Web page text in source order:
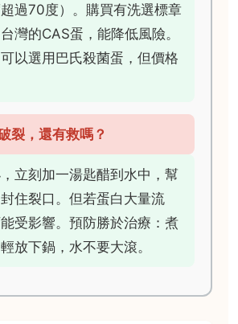
過70度）。購買有洗選標章
灣的CAS蛋，能降低風險。
以選用巴氏殺菌蛋，但價格
裂，還有救嗎？
立刻加一湯匙醋到水中，幫
住裂口。但若蛋白大量流
受影響。預防勝於治療：煮
放下鍋，水不要大滾。